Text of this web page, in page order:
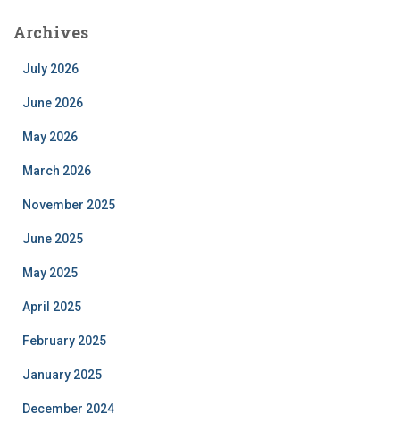
Archives
July 2026
June 2026
May 2026
March 2026
November 2025
June 2025
May 2025
April 2025
February 2025
January 2025
December 2024